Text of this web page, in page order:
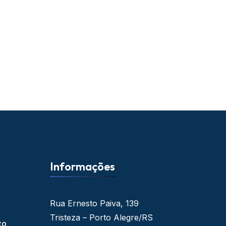
Informações
Rua Ernesto Paiva, 139
Tristeza – Porto Alegre/RS